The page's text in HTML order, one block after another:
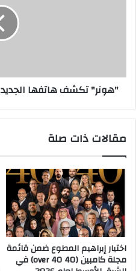
ش
ج
ا
ت
ه
ا
ش
ف
د
ي
H
"هونر" تكشف هاتفها الجديد Honor 10بتقنيتين مبتكرتين
مقالات ذات صلة
اختيار إبراهيم المطوع ضمن قائمة
مجلة كامبين (40 over 40) في